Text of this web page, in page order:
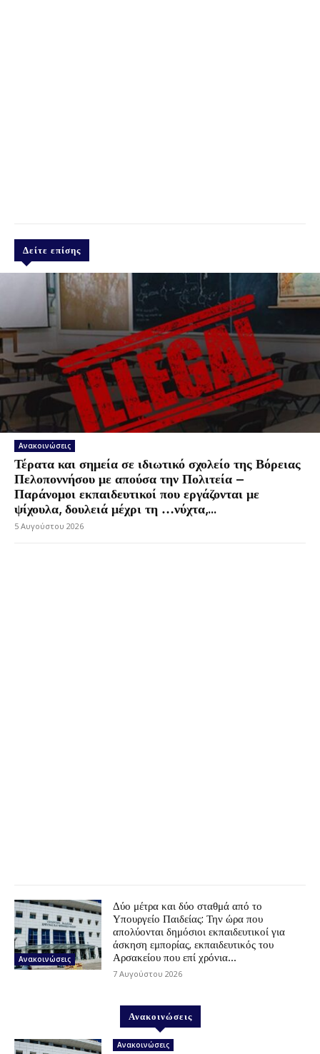
Δείτε επίσης
Ανακοινώσεις
Τέρατα και σημεία σε ιδιωτικό σχολείο της Βόρειας
Πελοποννήσου με απούσα την Πολιτεία –
Παράνομοι εκπαιδευτικοί που εργάζονται με
ψίχουλα, δουλειά μέχρι τη …νύχτα,...
5 Αυγούστου 2026
Ανακοινώσεις
Δύο μέτρα και δύο σταθμά από το
Υπουργείο Παιδείας: Την ώρα που
απολύονται δημόσιοι εκπαιδευτικοί για
άσκηση εμπορίας, εκπαιδευτικός του
Αρσακείου που επί χρόνια...
7 Αυγούστου 2026
Ανακοινώσεις
Ανακοινώσεις